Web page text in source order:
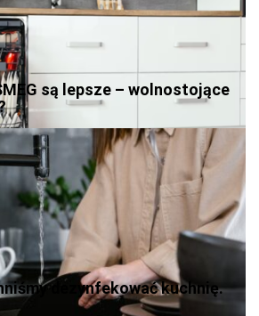
są lepsze – wolnostojące
dezynfekować kuchnię.